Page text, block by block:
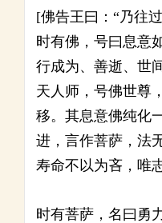
[佛告王曰：“乃往
时有佛，号曰息意
行成为、善逝、世
天人师，号佛世尊
移。其息意佛纯化
进，言作菩萨，法
寿命不以为吝，唯
时有菩萨，名曰勇